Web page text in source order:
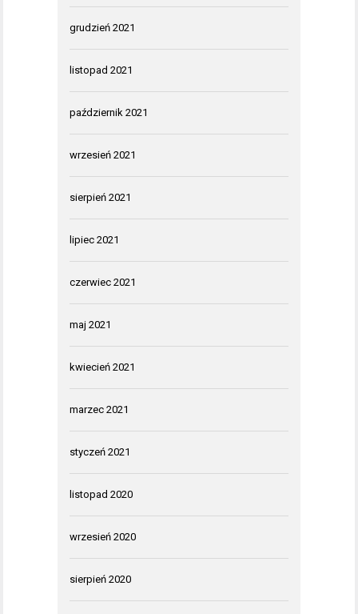
grudzień 2021
listopad 2021
październik 2021
wrzesień 2021
sierpień 2021
lipiec 2021
czerwiec 2021
maj 2021
kwiecień 2021
marzec 2021
styczeń 2021
listopad 2020
wrzesień 2020
sierpień 2020